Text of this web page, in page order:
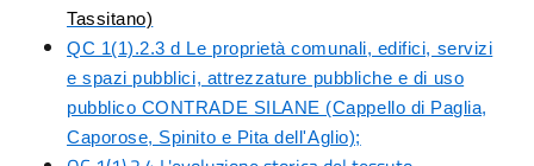
Tassitano)
QC 1(1).2.3 d Le proprietà comunali, edifici, servizi
e spazi pubblici, attrezzature pubbliche e di uso
pubblico CONTRADE SILANE (Cappello di Paglia,
Caporose, Spinito e Pita dell'Aglio);